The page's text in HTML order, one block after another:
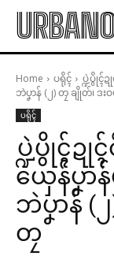
Home ပရိုၚ်
ပ္ဍဲပွိုၚ်
ဘဲပၞာန် (၂) တၠ ချိုတ်၊ ဒး
ပရိုၚ်
ပ္ဍဲပွိုၚ်ဍု
ယှေန်ပၞာ
ဘဲပၞာန် (
တၠ